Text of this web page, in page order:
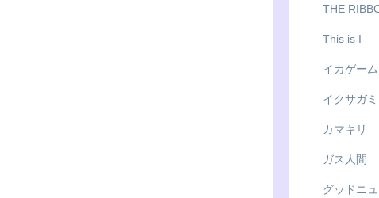
THE
This is I
イカゲーム
イクサガミ
カマキリ
ガス人間
グッドニ